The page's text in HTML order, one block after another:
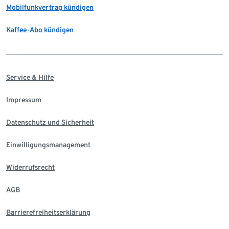
Mobilfunkvertrag kündigen
Kaffee-Abo kündigen
Service & Hilfe
Impressum
Datenschutz und Sicherheit
Einwilligungsmanagement
Widerrufsrecht
AGB
Barrierefreiheitserklärung